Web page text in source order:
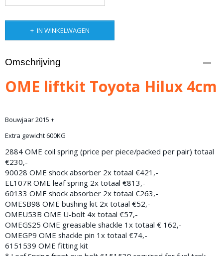
IN WINKELWAGEN
Omschrijving
OME liftkit Toyota Hilux 4cm
Bouwjaar 2015 +
Extra gewicht 600KG
2884 OME coil spring (price per piece/packed per pair) totaal
€230,-
90028 OME shock absorber 2x totaal €421,-
EL107R OME leaf spring 2x totaal €813,-
60133 OME shock absorber 2x totaal €263,-
OMESB98 OME bushing kit 2x totaal €52,-
OMEU53B OME U-bolt 4x totaal €57,-
OMEGS25 OME greasable shackle 1x totaal € 162,-
OMEGP9 OME shackle pin 1x totaal €74,-
6151539 OME fitting kit